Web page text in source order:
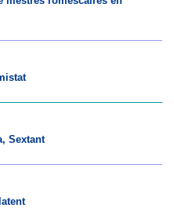
Sextant